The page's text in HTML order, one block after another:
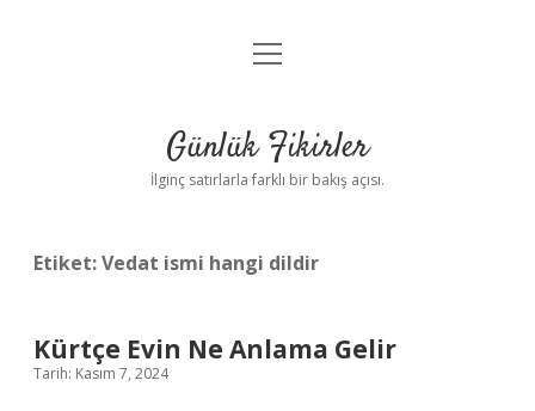
Anasayfa
Yasal Uyarı
menüyü
Günlük Fikirler
İlginç satırlarla farklı bir bakış açısı.
Etiket:Vedat ismi hangi dildir
Kürtçe Evin Ne Anlama Gelir
Tarih: Kasım 7, 2024